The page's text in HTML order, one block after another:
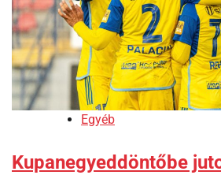
Egyéb
Kupanegyeddöntőbe